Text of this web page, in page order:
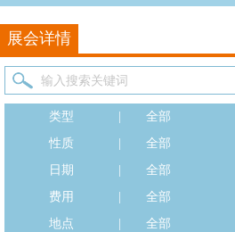
展会详情
类型
全部
性质
全部
日期
全部
费用
全部
地点
全部